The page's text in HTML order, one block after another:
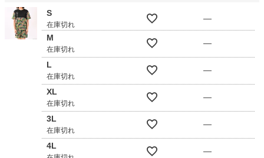
S
在庫切れ
—
M
在庫切れ
—
L
在庫切れ
—
XL
在庫切れ
—
3L
在庫切れ
—
4L
—